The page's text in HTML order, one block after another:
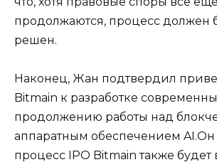
продолжаются, процесс должен
решен.
Наконец, Жан подтвердил
Bitmain к разработке
продолжению работы над
аппаратным обеспечением AI.Он
процесс IPO Bitmain также будет